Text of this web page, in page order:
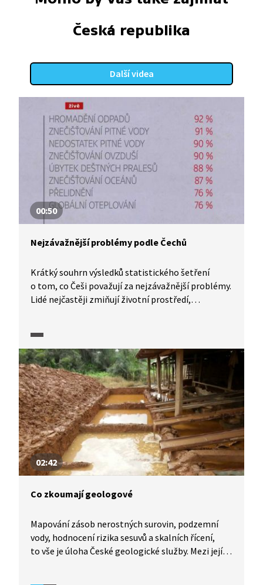
Česká republika
Další videa
00:50
Nejzávažnější problémy podle Čechů
Krátký souhrn výsledků statistického šetření
o tom, co Češi považují za nejzávažnější problémy.
Lidé nejčastěji zmiňují životní prostředí,
odpadů.
02:42
Co zkoumají geologové
Mapování zásob nerostných surovin, podzemní
vody, hodnocení rizika sesuvů a skalních řícení,
to vše je úloha České geologické služby. Mezi její